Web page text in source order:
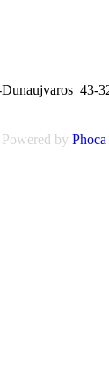
Powered by Phoca